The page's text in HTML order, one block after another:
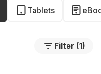
Tablets
Filter (1)